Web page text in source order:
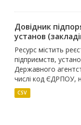
Довідник
установ
Ресурс містить
підприємств,
Державного
числі код ЄДРПОУ,
CSV